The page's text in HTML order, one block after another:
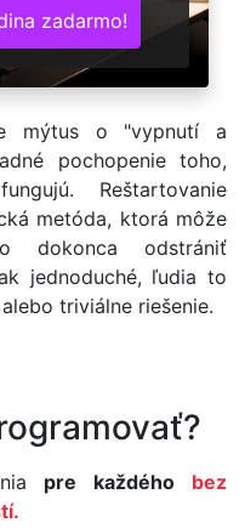
zadarmo!
mýtus o "vypnutí a
pochopenie toho,
Reštartovanie
metóda, ktorá môže
dokonca odstrániť
jednoduché, ľudia to
triviálne riešenie.
pre každého
bez